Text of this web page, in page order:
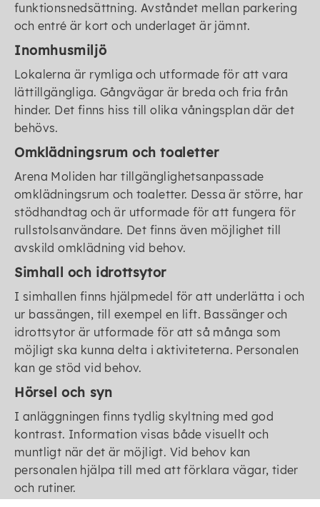
funktionsnedsättning. Avståndet mellan parkering
och entré är kort och underlaget är jämnt.
Inomhusmiljö
Lokalerna är rymliga och utformade för att vara
lättillgängliga. Gångvägar är breda och fria från
hinder. Det finns hiss till olika våningsplan där det
behövs.
Omklädningsrum och toaletter
Arena Moliden har tillgänglighetsanpassade
omklädningsrum och toaletter. Dessa är större, har
stödhandtag och är utformade för att fungera för
rullstolsanvändare. Det finns även möjlighet till
avskild omklädning vid behov.
Simhall och idrottsytor
I simhallen finns hjälpmedel för att underlätta i och
ur bassängen, till exempel en lift. Bassänger och
idrottsytor är utformade för att så många som
möjligt ska kunna delta i aktiviteterna. Personalen
kan ge stöd vid behov.
Hörsel och syn
I anläggningen finns tydlig skyltning med god
kontrast. Information visas både visuellt och
muntligt när det är möjligt. Vid behov kan
personalen hjälpa till med att förklara vägar, tider
och rutiner.